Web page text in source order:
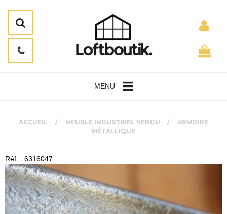
MENU
ACCUEIL MEUBLE INDUSTRIEL VENDU
ARMOIRE
MÉTALLIQUE
Réf. : 6316047